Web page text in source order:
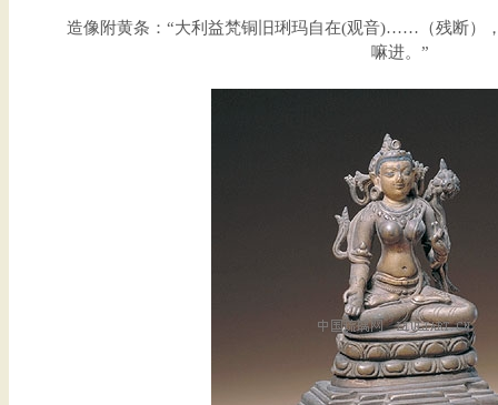
造像附黄条：“大利益梵铜旧琍玛自在(观音)……（残断）
嘛进。”